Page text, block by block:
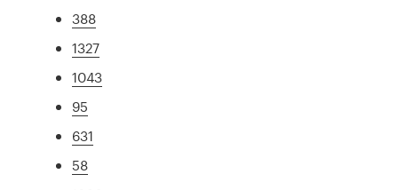
388
1327
1043
95
631
58